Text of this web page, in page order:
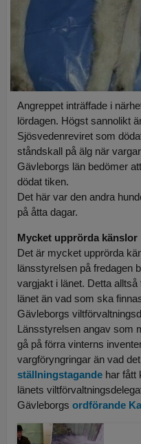
Angreppet inträffade i
lördagen. Högst sannolikt
Sjösvedenreviret som
ståndskall på älg när
Gävleborgs län bedömer
dödat tiken.
Det här var den andra
på åtta dagar.
Mycket upprörda känslor
Det är mycket upprörda
länsstyrelsen på fredagen
vargjakt i länet. Detta
länet än vad som ska
Gävleborgs
Länsstyrelsen angav som
gå på förra vinterns
vargföryngringar än vad
ställningstagande har fått
länets
Gävleborgs ordförande